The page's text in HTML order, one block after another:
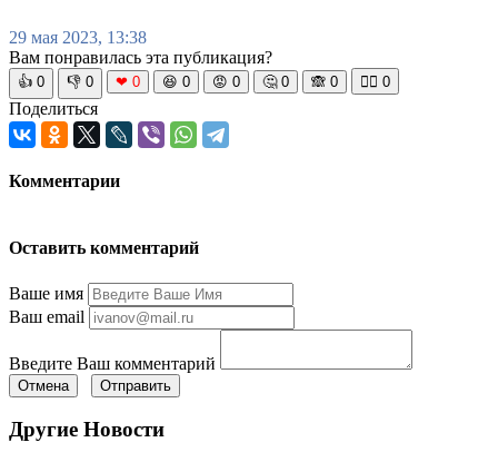
29 мая 2023, 13:38
Вам понравилась эта публикация?
👍 0 👎 0 ❤ 0 😆 0 😡 0 🤔 0 🙈 0 🧘‍♀️ 0
Поделиться
Комментарии
Оставить комментарий
Ваше имя
Ваш email
Введите Ваш комментарий
Отмена Отправить
Другие Новости